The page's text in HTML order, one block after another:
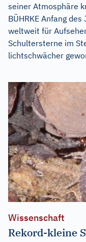
seiner Atmosphäre
BÜHRKE Anfang
weltweit für
Schultersterne im
lichtschwächer
Wissenschaft
Rekord-kleine